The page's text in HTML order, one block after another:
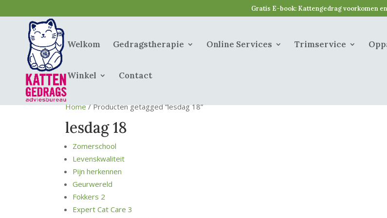
Gratis E-book: Kattengedrag voorkomen
Welkom Gedragstherapie Online Services Trimservice
Winkel Contact
Home/ Producten getagged “lesdag 18”
lesdag 18
Zomerschool
Levenskwaliteit
Pijn herkennen
Geurwereld
Fokkers 2
Expert Cat Care 3